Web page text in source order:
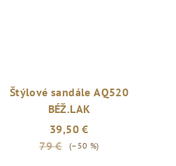
Štýlové sandále AQ520
BÉŽ.LAK
39,50 €
79 €
(–50 %)